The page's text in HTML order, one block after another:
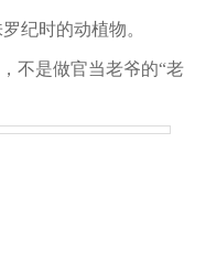
纪时的动植物。
不是做官当老爷的“老